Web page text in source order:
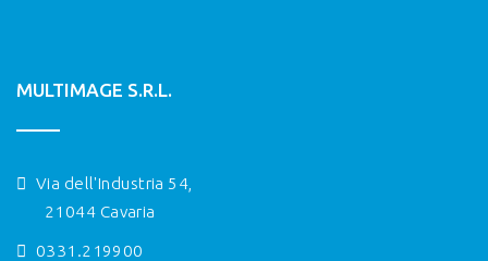
MULTIMAGE S.R.L.
Via dell'Industria 54,
21044 Cavaria
0331.219900